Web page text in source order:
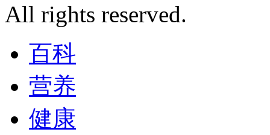
All rights reserved.
百科
营养
健康